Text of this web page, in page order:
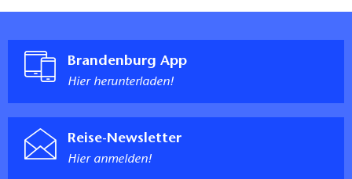
Brandenburg App
Hier herunterladen!
Reise-Newsletter
Hier anmelden!